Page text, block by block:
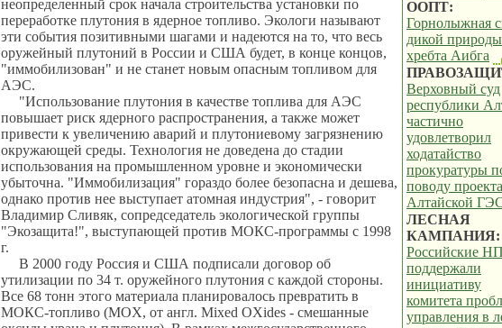
ООПТ:
Горнолыжная
дикой природы
хребта Аибга
Верховный суд
республики
частично
удовлетворил
ходатайство
прокуратуры
поводу проекта
Алтайской
ЛЕСНАЯ
КАМПАНИЯ:
Российские
поддержали
инициативу
комитета
управления в
неопределенный срок начала строительства установки по
переработке плутония в ядерное топливо. Экологи называют
эти события позитивными шагами и надеются на то, что весь
оружейный плутоний в России и США будет, в конце концов,
"иммобилизован" и не станет новым опасным топливом для
АЭС.
"Использование плутония в качестве топлива для АЭС
повышает риск ядерного распространения, а также может
привести к увеличению аварий и плутониевому загрязнению
окружающей среды. Технология не доведена до стадии
использования на промышленном уровне и экономически
убыточна. "Иммобилизация" гораздо более безопасна и дешева,
однако против нее выступает атомная индустрия", - говорит
Владимир Сливяк, сопредседатель экологической группы
"Экозащита!", выступающей против МОКС-программы с 1998
г.
В 2000 году Россия и США подписали договор об
утилизации по 34 т. оружейного плутония с каждой стороны.
Все 68 тонн этого материала планировалось превратить в
МОКС-топливо (MOX, от англ. Mixed OХides - смешанные